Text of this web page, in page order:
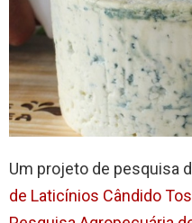
Um projeto de pesquisa
de Laticínios Cândido